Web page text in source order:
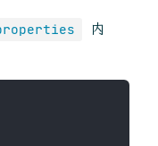
内